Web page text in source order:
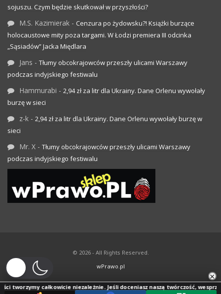
sojuszu. Czym będzie skutkował w przyszłości?
M.S. Kazimierak - Cenzura po żydowsku?! Książki burzące
holocaustowe mity poza targami. W Łodzi premiera III odcinka
„Sąsiadów” Jacka Międlara
Jans - Tłumy obcokrajowców przeszły ulicami Warszawy
podczas indyjskiego festiwalu
Hammurabi - 2,94 zł za litr dla Ukrainy. Dane Orlenu wywołały
burzę w sieci
z-k - 2,94 zł za litr dla Ukrainy. Dane Orlenu wywołały burzę w
sieci
Mr. X - Tłumy obcokrajowców przeszły ulicami Warszawy
podczas indyjskiego festiwalu
© 2026 - All Rights Reserved.
wPrawo.pl
×
tworzymy całkowicie niezależnie. Jeśli doceniasz naszą twórczość, wesprzyj